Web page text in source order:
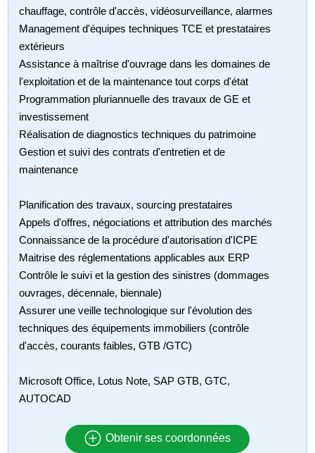
chauffage, contrôle d'accès, vidéosurveillance, alarmes
Management d'équipes techniques TCE et prestataires
extérieurs
Assistance à maîtrise d'ouvrage dans les domaines de
l'exploitation et de la maintenance tout corps d'état
Programmation pluriannuelle des travaux de GE et
investissement
Réalisation de diagnostics techniques du patrimoine
Gestion et suivi des contrats d'entretien et de
maintenance
Planification des travaux, sourcing prestataires
Appels d'offres, négociations et attribution des marchés
Connaissance de la procédure d'autorisation d'ICPE
Maitrise des réglementations applicables aux ERP
Contrôle le suivi et la gestion des sinistres (dommages
ouvrages, décennale, biennale)
Assurer une veille technologique sur l'évolution des
techniques des équipements immobiliers (contrôle
d'accès, courants faibles, GTB /GTC)
Microsoft Office, Lotus Note, SAP GTB, GTC,
AUTOCAD
Obtenir ses coordonnées